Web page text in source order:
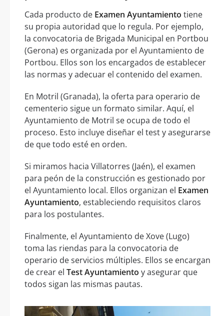
Cada producto de Examen Ayuntamiento tiene
su propia autoridad que lo regula. Por ejemplo,
la convocatoria de Brigada Municipal en Portbou
(Gerona) es organizada por el Ayuntamiento de
Portbou. Ellos son los encargados de establecer
las normas y adecuar el contenido del examen.
En Motril (Granada), la oferta para operario de
cementerio sigue un formato similar. Aquí, el
Ayuntamiento de Motril se ocupa de todo el
proceso. Esto incluye diseñar el test y asegurarse
de que todo esté en orden.
Si miramos hacia Villatorres (Jaén), el examen
para peón de la construcción es gestionado por
el Ayuntamiento local. Ellos organizan el Examen
Ayuntamiento, estableciendo requisitos claros
para los postulantes.
Finalmente, el Ayuntamiento de Xove (Lugo)
toma las riendas para la convocatoria de
operario de servicios múltiples. Ellos se encargan
de crear el Test Ayuntamiento y asegurar que
todos sigan las mismas pautas.